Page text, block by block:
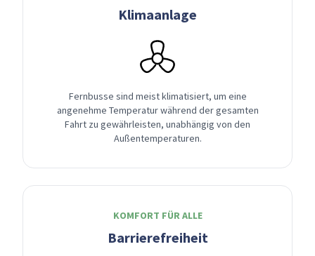
Klimaanlage
Fernbusse sind meist klimatisiert, um eine
angenehme Temperatur während der gesamten
Fahrt zu gewährleisten, unabhängig von den
Außentemperaturen.
KOMFORT FÜR ALLE
Barrierefreiheit